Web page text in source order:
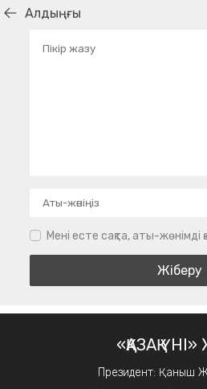
Алдыңғы
Мені есте сақта, аты-жөнімді
«ҚАЗАҚ
Президент: Қаныш